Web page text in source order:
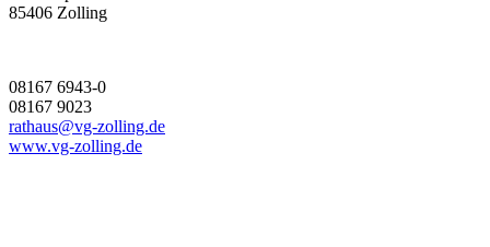
85406 Zolling
08167 6943-0
08167 9023
rathaus@vg-zolling.de
www.vg-zolling.de